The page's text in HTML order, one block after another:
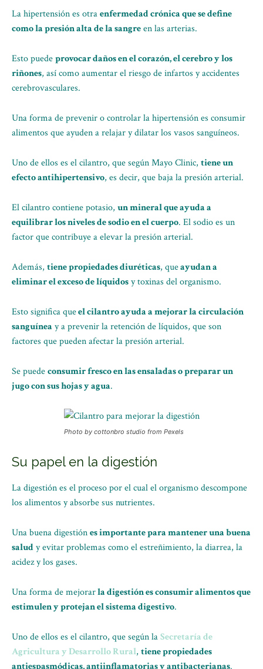
La hipertensión es otraenfermedad crónica que se define
como la presión alta de la sangreen las arterias.
Esto puedeprovocar daños en el corazón, el cerebro y los
riñones, así como aumentar el riesgo de infartos y accidentes
cerebrovasculares.
Una forma de prevenir o controlar la hipertensión es consumir
alimentos que ayuden a relajar y dilatar los vasos sanguíneos.
Uno de ellos es el cilantro, que según Mayo Clinic, tiene un
efecto antihipertensivo, es decir, que baja la presión arterial.
El cilantro contiene potasio, un mineral que ayuda a
equilibrar los niveles de sodio en el cuerpo. El sodio es un
factor que contribuye a elevar la presión arterial.
Además, tiene propiedades diuréticas, queayudan a
eliminar el exceso de líquidosy toxinas del organismo.
Esto significa queel cilantro ayuda a mejorar la circulación
sanguínea y a prevenir la retención de líquidos, que son
factores que pueden afectar la presión arterial.
Se puedeconsumir fresco en las ensaladas o preparar un
jugo con sus hojas y agua.
Photo by cottonbro studio from Pexels
Su papel en la digestión
La digestión es el proceso por el cual el organismo descompone
los alimentos y absorbe sus nutrientes.
Una buena digestiónes importante para mantener una buena
saludy evitar problemas como el estreñimiento, la diarrea, la
acidez y los gases.
Una forma de mejorarla digestión es consumir alimentos que
estimulen y protejan el sistema digestivo.
Uno de ellos es el cilantro, que según laSecretaría de
Agricultura y Desarrollo Rural, tiene propiedades
antiespasmódicas, antiinflamatorias y antibacterianas.